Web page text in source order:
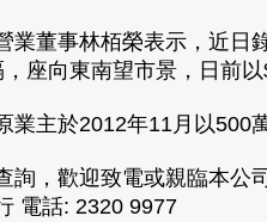
業董事林栢榮表示，近日
座向東南望市景，日前
業主於2012年11月以500
詢，歡迎致電或親臨本公
電話: 2320 9977